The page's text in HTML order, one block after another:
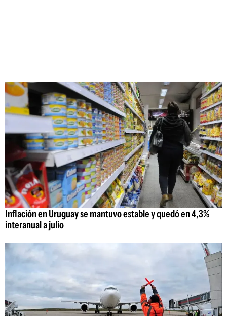
Inflación en Uruguay se mantuvo estable y quedó en 4,3%
interanual a julio